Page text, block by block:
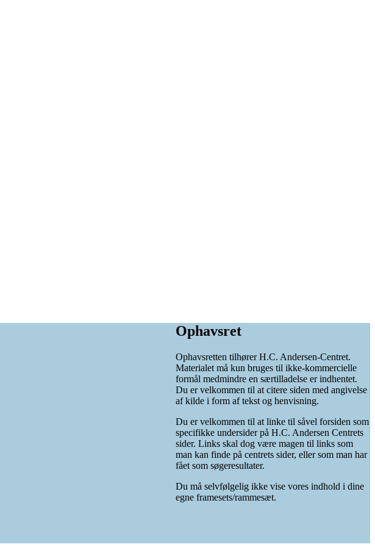
Ophavsret
Ophavsretten tilhører H.C. Andersen-Centret.
Materialet må kun bruges til ikke-kommercielle
formål medmindre en særtilladelse er indhentet.
Du er velkommen til at citere siden med angivelse
af kilde i form af tekst og henvisning.
Du er velkommen til at linke til såvel forsiden som
specifikke undersider på H.C. Andersen Centrets
sider. Links skal dog være magen til links som
man kan finde på centrets sider, eller som man har
fået som søgeresultater.
Du må selvfølgelig ikke vise vores indhold i dine
egne framesets/rammesæt.